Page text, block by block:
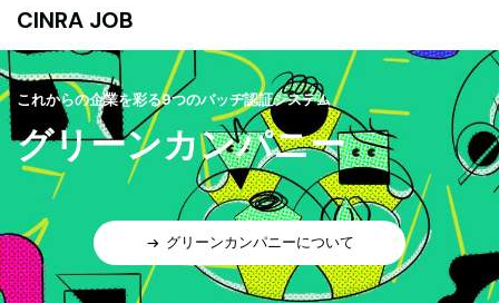
CINRA JOB
これからの企業を彩る9つのバッヂ認証システム
グリーンカンパニー
グリーンカンパニーについて